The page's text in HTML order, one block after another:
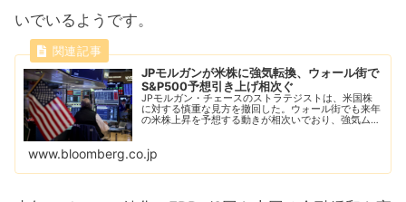
いでいるようです。
JPモルガンが米株に強気転換、ウォール街で
S&P500予想引き上げ相次ぐ
JPモルガン・チェースのストラテジストは、米国株
に対する慎重な見方を撤回した。ウォール街でも来年
の米株上昇を予想する動きが相次いでおり、強気ムー
www.bloomberg.co.jp